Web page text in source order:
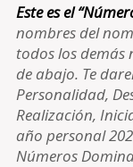
Este es el
nombres del
todos los
de abajo. Te
Personalidad,
Realización,
año personal
Números